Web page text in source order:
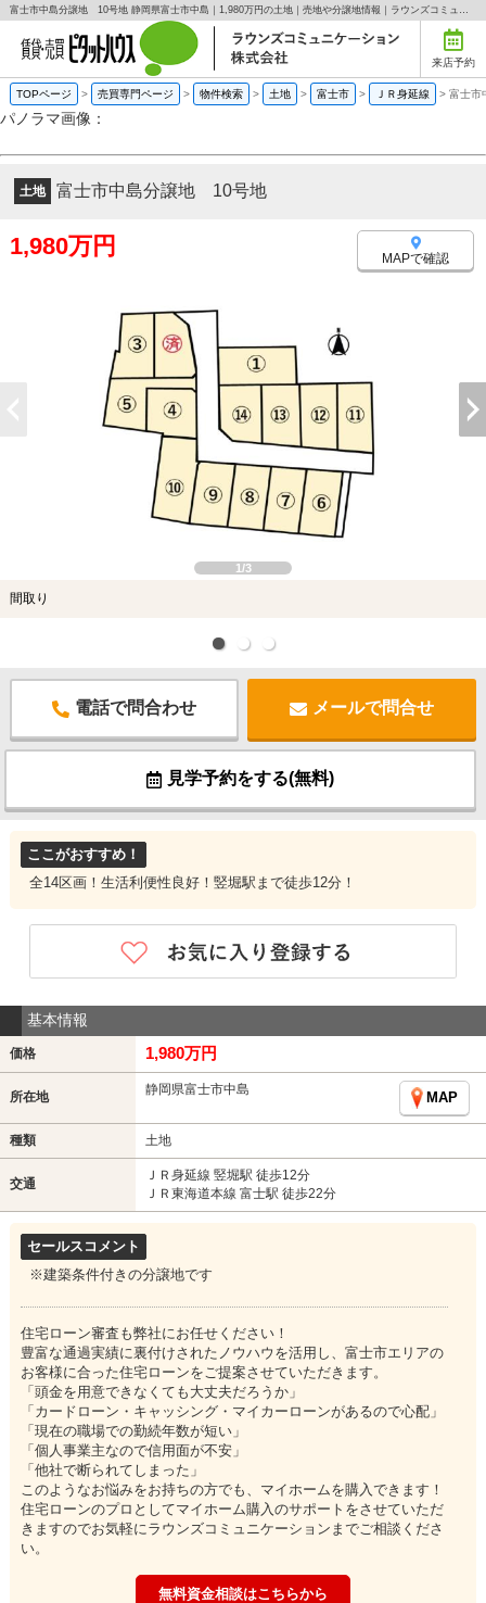
富士市中島分譲地 10号地 静岡県富士市中島｜1,980万円の土地｜売地や分譲地情報｜ラウンズコミュニケーション株式会社
来店予約
TOPページ > 売買専門ページ > 物件検索 > 土地 > 富士市 > ＪＲ身延線 > 富士
パノラマ画像：
土地 富士市中島分譲地 10号地
1,980万円 MAPで確認
1/3
間取り
電話で問合わせ メールで問合せ
見学予約をする(無料)
ここがおすすめ！
全14区画！生活利便性良好！竪堀駅まで徒歩12分！
基本情報
価格 1,980万円
所在地 静岡県富士市中島
MAP
種類 土地
交通
ＪＲ身延線 竪堀駅 徒歩12分
ＪＲ東海道本線 富士駅 徒歩22分
セールスコメント
※建築条件付きの分譲地です
住宅ローン審査も弊社にお任せください！
豊富な通過実績に裏付けされたノウハウを活用し、富士市エリアの
お客様に合った住宅ローンをご提案させていただきます。
「頭金を用意できなくても大丈夫だろうか」
「カードローン・キャッシング・マイカーローンがあるので心配」
「現在の職場での勤続年数が短い」
「個人事業主なので信用面が不安」
「他社で断られてしまった」
このようなお悩みをお持ちの方でも、マイホームを購入できます！
住宅ローンのプロとしてマイホーム購入のサポートをさせていただ
きますのでお気軽にラウンズコミュニケーションまでご相談くださ
い。
無料資金相談はこちらから